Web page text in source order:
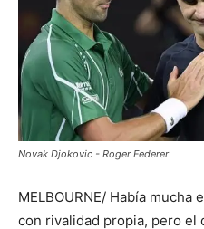
Novak Djokovic - Roger Federer
MELBOURNE/ Había mucha
con rivalidad propia, pero el